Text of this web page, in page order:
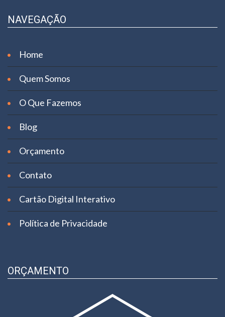
NAVEGAÇÃO
Home
Quem Somos
O Que Fazemos
Blog
Orçamento
Contato
Cartão Digital Interativo
Política de Privacidade
ORÇAMENTO